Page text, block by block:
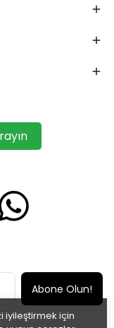
iyileştirmek için
Abone Olun!